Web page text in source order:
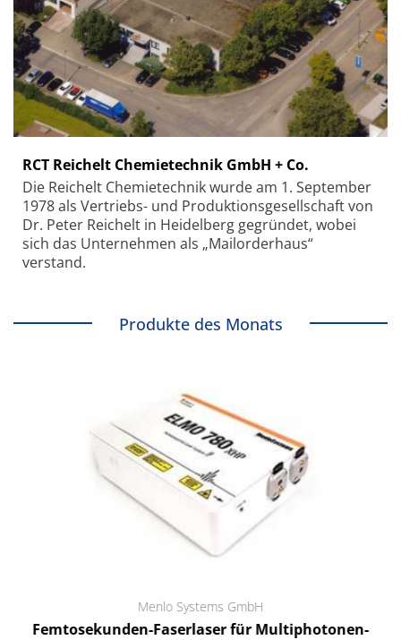
RCT Reichelt Chemietechnik GmbH + Co.
Die Reichelt Chemietechnik wurde am 1. September
1978 als Vertriebs- und Produktionsgesellschaft von
Dr. Peter Reichelt in Heidelberg gegründet, wobei
sich das Unternehmen als „Mailorderhaus“
verstand.
Produkte des Monats
Menlo Systems GmbH
Femtosekunden-Faserlaser für Multiphotonen-